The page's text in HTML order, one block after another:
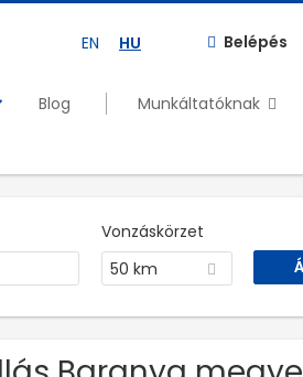
EN HU Belépés
Blog
Munkáltatóknak
Vonzáskörzet
50 km